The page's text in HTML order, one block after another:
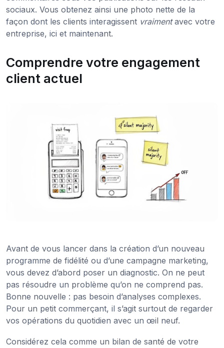
sociaux. Vous obtenez ainsi une photo nette de la
façon dont les clients interagissent vraimentavec votre
entreprise, ici et maintenant.
Comprendre votre engagement
client actuel
Avant de vous lancer dans la création d’un nouveau
programme de fidélité ou d’une campagne marketing,
vous devez d’abord poser un diagnostic. On ne peut
pas résoudre un problème qu’on ne comprend pas.
Bonne nouvelle : pas besoin d’analyses complexes.
Pour un petit commerçant, il s’agit surtout de regarder
vos opérations du quotidien avec un œil neuf.
Considérez cela comme un bilan de santé de votre